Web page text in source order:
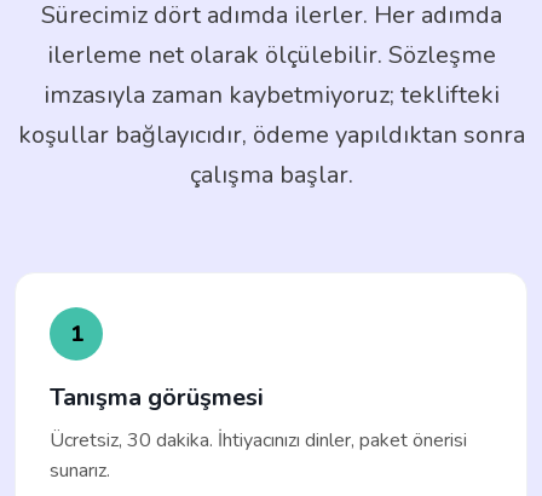
Sürecimiz dört adımda ilerler. Her adımda
ilerleme net olarak ölçülebilir. Sözleşme
imzasıyla zaman kaybetmiyoruz; teklifteki
koşullar bağlayıcıdır, ödeme yapıldıktan sonra
çalışma başlar.
1
Tanışma görüşmesi
Ücretsiz, 30 dakika. İhtiyacınızı dinler, paket önerisi
sunarız.